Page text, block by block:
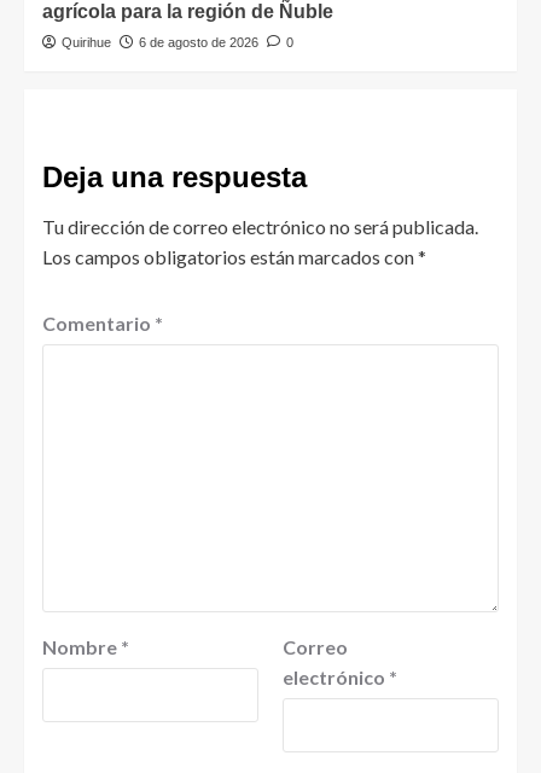
agrícola para la región de Ñuble
Quirihue 6 de agosto de 2026 0
Deja una respuesta
Tu dirección de correo electrónico no será publicada.
Los campos obligatorios están marcados con*
Comentario *
Nombre *
Correo
electrónico *